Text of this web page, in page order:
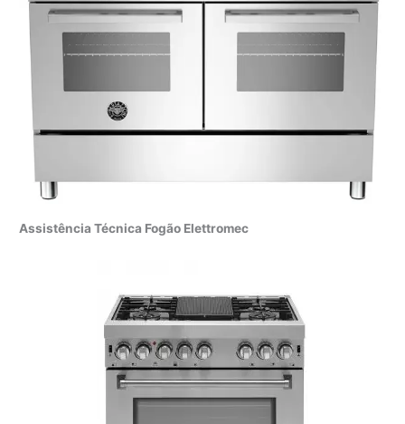
Assistência Técnica Fogão Elettromec